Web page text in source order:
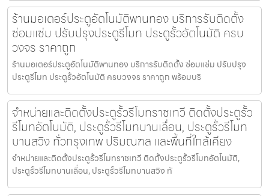
ร้านมอเตอร์ประตูอัตโนมัติพานทอง บริการรับติดตั้ง
ซ่อมแซ่ม ปรับปรุงประตูรีโมท ประตูรั้วอัตโนมัติ ครบ
วงจร ราคาถูก
ร้านมอเตอร์ประตูอัตโนมัติพานทอง บริการรับติดตั้ง ซ่อมแซ่ม ปรับปรุง
ประตูรีโมท ประตูรั้วอัตโนมัติ ครบวงจร ราคาถูก พร้อมบริ
จำหน่ายและติดตั้งประตูรั้วรีโมทราชเทวี ติดตั้งประตูรั้ว
รีโมทอัตโนมัติ, ประตูรั้วรีโมทบานเลื่อน, ประตูรั้วรีโมท
บานสวิง ทั่วกรุงเทพ ปริมณฑล และพื้นที่ใกล้เคียง
จำหน่ายและติดตั้งประตูรั้วรีโมทราชเทวี ติดตั้งประตูรั้วรีโมทอัตโนมัติ,
ประตูรั้วรีโมทบานเลื่อน, ประตูรั้วรีโมทบานสวิง ทั